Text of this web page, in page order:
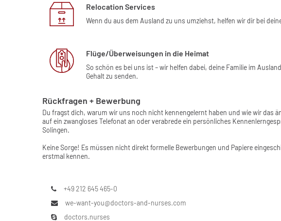
Relocation Services
Wenn du aus dem Ausland zu uns umziehst, helfen wir dir bei
Flüge/Überweisungen in die Heimat
So schön es bei uns ist – wir helfen dabei, deine Familie im
Gehalt zu senden.
Rückfragen + Bewerbung
Du fragst dich, warum wir uns noch nicht kennengelernt haben und wie wir das
auf ein zwangloses Telefonat an oder verabrede ein persönliches
Solingen.
Keine Sorge! Es müssen nicht direkt formelle Bewerbungen und Papiere
erstmal kennen.
+49 212 645 465-0
we-want-you@doctors-and-nurses.com
doctors.nurses